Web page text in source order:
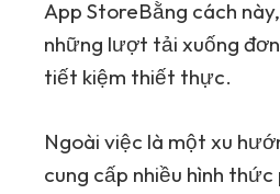
App StoreBằng cách
những lượt tải xuống
tiết kiệm thiết thực.
Ngoài việc là một xu
cung cấp nhiều hình